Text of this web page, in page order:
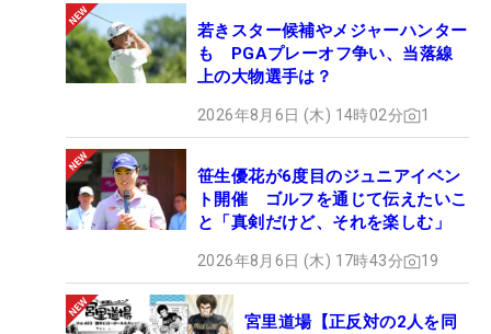
若きスター候補やメジャーハンター
も PGAプレーオフ争い、当落線
上の大物選手は？
2026年8月6日 (木) 14時02分 1
笹生優花が6度目のジュニアイベン
ト開催 ゴルフを通じて伝えたいこ
と「真剣だけど、それを楽しむ」
2026年8月6日 (木) 17時43分 19
宮里道場【正反対の2人を同